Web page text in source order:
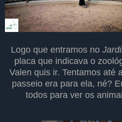
Logo que entramos no
placa que indicava o
Valen quis ir. Tentamos até
passeio era para ela, né?
todos para ver os